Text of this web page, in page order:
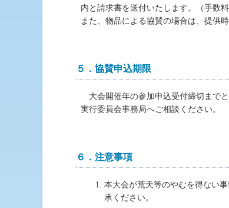
内と請求書を送付いたします。（手数
また、物品による協賛の場合は、提供
５．協賛申込期限
大会開催年の参加申込受付締切まで
実行委員会事務局へご相談ください。
６．注意事項
本大会が荒天等のやむを得ない
承ください。